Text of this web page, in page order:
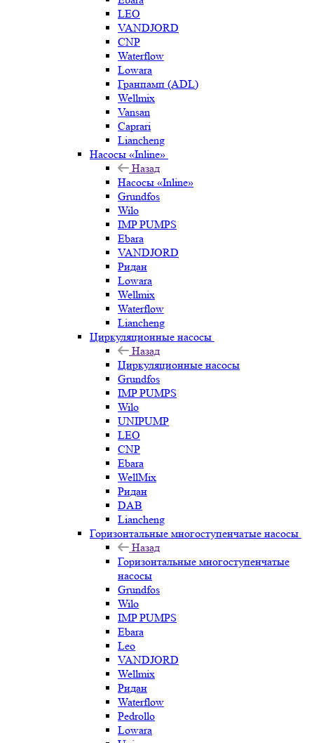
LEO
VANDJORD
CNP
Waterflow
Lowara
Гранпамп (ADL)
Wellmix
Vansan
Caprari
Liancheng
Насосы «Inline»
Назад
Насосы «Inline»
Grundfos
Wilo
IMP PUMPS
Ebara
VANDJORD
Ридан
Lowara
Wellmix
Waterflow
Liancheng
Циркуляционные насосы
Назад
Циркуляционные насосы
Grundfos
IMP PUMPS
Wilo
UNIPUMP
LEO
CNP
Ebara
WellMix
Ридан
DAB
Liancheng
Горизонтальные многоступенчатые насосы
Назад
Горизонтальные многоступенчатые
насосы
Grundfos
Wilo
IMP PUMPS
Ebara
Leo
VANDJORD
Wellmix
Ридан
Waterflow
Pedrollo
Lowara